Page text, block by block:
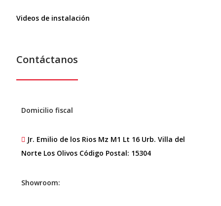
Videos de instalación
Contáctanos
Domicilio fiscal
Jr. Emilio de los Rios Mz M1 Lt 16 Urb. Villa del
Norte Los Olivos Código Postal: 15304
Showroom: